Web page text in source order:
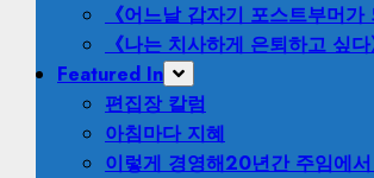
《어느날 갑자기 포스트부머가
《나는 치사하게 은퇴하고 싶다
Featured In
편집장 칼럼
아침마다 지혜
이렇게 경영해20년간 주임에